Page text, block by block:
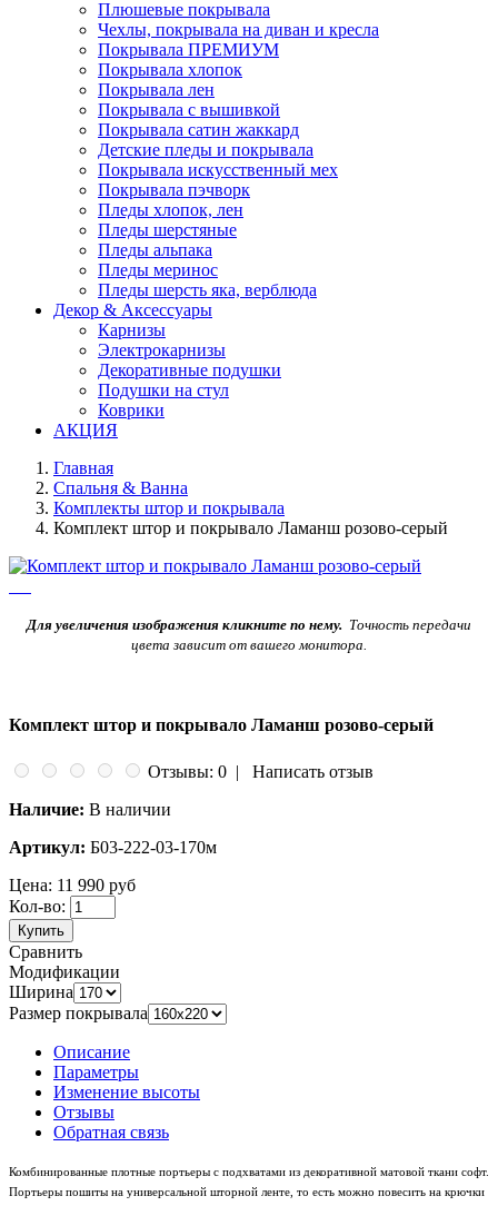
Плюшевые покрывала
Чехлы, покрывала на диван и кресла
Покрывала ПРЕМИУМ
Покрывала хлопок
Покрывала лен
Покрывала с вышивкой
Покрывала сатин жаккард
Детские пледы и покрывала
Покрывала искусственный мех
Покрывала пэчворк
Пледы хлопок, лен
Пледы шерстяные
Пледы альпака
Пледы меринос
Пледы шерсть яка, верблюда
Декор & Аксессуары
Карнизы
Электрокарнизы
Декоративные подушки
Подушки на стул
Коврики
АКЦИЯ
Главная
Спальня & Ванна
Комплекты штор и покрывала
Комплект штор и покрывало Ламанш розово-серый
Для увеличения изображения кликните по нему. Точность передачи
цвета зависит от вашего монитора.
Комплект штор и покрывало Ламанш розово-серый
Отзывы: 0 | Написать отзыв
Наличие: В наличии
Артикул: Б03-222-03-170м
Цена: 11 990 руб
Кол-во:
Купить
Сравнить
Модификации
Ширина
Размер покрывала
Описание
Параметры
Изменение высоты
Отзывы
Обратная связь
Комбинированные плотные портьеры с подхватами из декоративной матовой ткани софт.
Портьеры пошиты на универсальной шторной ленте, то есть можно повесить на крючки